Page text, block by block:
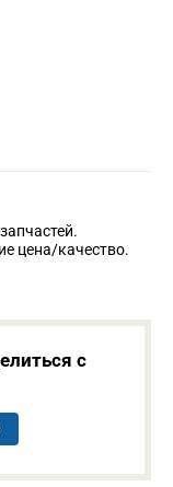
цена/качество.
с